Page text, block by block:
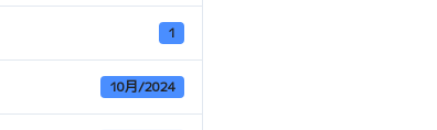
1
10月/2024